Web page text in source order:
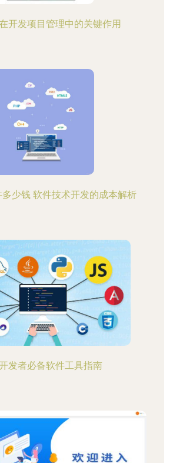
开发项目管理中的关键作用
少钱 软件技术开发的成本解析
发者必备软件工具指南